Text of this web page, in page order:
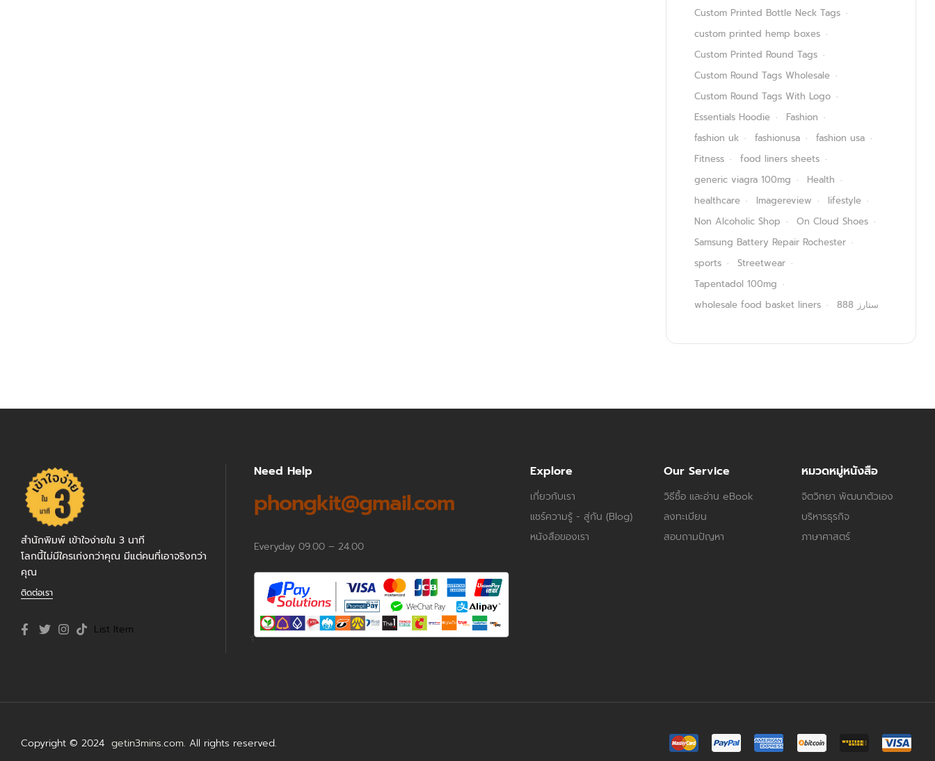
Custom Printed Bottle Neck Tags
custom printed hemp boxes
Custom Printed Round Tags
Custom Round Tags Wholesale
Custom Round Tags With Logo
Essentials Hoodie
Fashion
fashion uk
fashionusa
fashion usa
Fitness
food liners sheets
generic viagra 100mg
Health
healthcare
Imagereview
lifestyle
Non Alcoholic Shop
On Cloud Shoes
Samsung Battery Repair Rochester
sports
Streetwear
Tapentadol 100mg
wholesale food basket liners
ستارز 888
สำนักพิมพ์ เข้าใจง่ายใน 3 นาที
โลกนี้ไม่มีใครเก่งกว่าคุณ มีแต่คนที่เอาจริงกว่า
คุณ
ติดต่อเรา
List Item
Need Help
phongkit@gmail.com
Everyday 09.00 – 24.00
Explore
เกี่ยวกับเรา
แชร์ความรู้ - สู่กัน (Blog)
หนังสือของเรา
Our Service
วิธีซื้อ และอ่าน eBook
ลงทะเบียน
สอบถามปัญหา
หมวดหมู่หนังสือ
จิตวิทยา พัฒนาตัวเอง
บริหารธุรกิจ
ภาษาศาสตร์
Copyright © 2024 getin3mins.com. All rights reserved.